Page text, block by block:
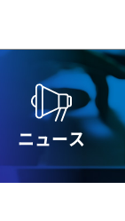
ニュース